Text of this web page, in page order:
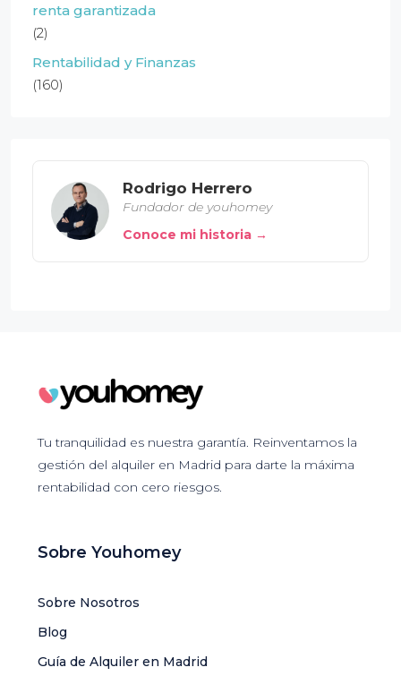
renta garantizada
(2)
Rentabilidad y Finanzas
(160)
Rodrigo Herrero
Fundador de youhomey
Conoce mi historia →
Tu tranquilidad es nuestra garantía. Reinventamos la
gestión del alquiler en Madrid para darte la máxima
rentabilidad con cero riesgos.
Sobre Youhomey
Sobre Nosotros
Blog
Guía de Alquiler en Madrid